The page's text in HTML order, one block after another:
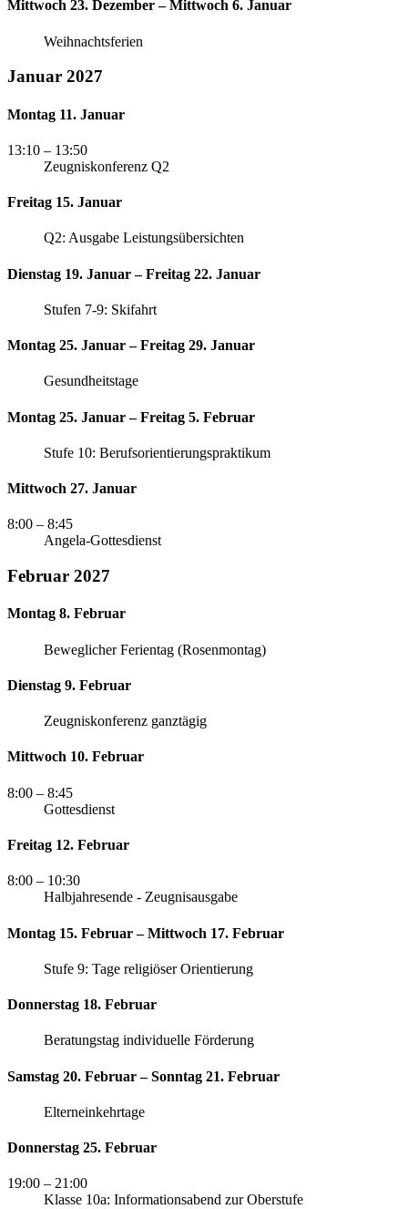
Mittwoch 23. Dezember – Mittwoch 6. Januar
Weihnachtsferien
Januar 2027
Montag 11. Januar
13:10 – 13:50
Zeugniskonferenz Q2
Freitag 15. Januar
Q2: Ausgabe Leistungsübersichten
Dienstag 19. Januar – Freitag 22. Januar
Stufen 7-9: Skifahrt
Montag 25. Januar – Freitag 29. Januar
Gesundheitstage
Montag 25. Januar – Freitag 5. Februar
Stufe 10: Berufsorientierungspraktikum
Mittwoch 27. Januar
8:00 – 8:45
Angela-Gottesdienst
Februar 2027
Montag 8. Februar
Beweglicher Ferientag (Rosenmontag)
Dienstag 9. Februar
Zeugniskonferenz ganztägig
Mittwoch 10. Februar
8:00 – 8:45
Gottesdienst
Freitag 12. Februar
8:00 – 10:30
Halbjahresende - Zeugnisausgabe
Montag 15. Februar – Mittwoch 17. Februar
Stufe 9: Tage religiöser Orientierung
Donnerstag 18. Februar
Beratungstag individuelle Förderung
Samstag 20. Februar – Sonntag 21. Februar
Elterneinkehrtage
Donnerstag 25. Februar
19:00 – 21:00
Klasse 10a: Informationsabend zur Oberstufe